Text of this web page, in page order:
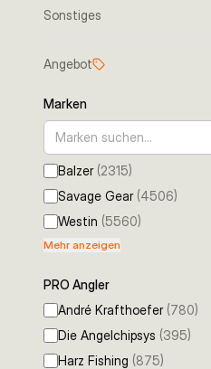
Sonstiges
Angebot
Marken
Balzer (2315)
Savage Gear (4506)
Westin (5560)
Mehr anzeigen
PRO Angler
André Krafthoefer (780)
Die Angelchipsys (395)
Harz Fishing (875)